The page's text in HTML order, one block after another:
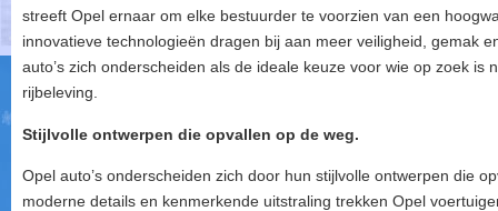
streeft Opel ernaar om elke bestuurder te voorzien van een
innovatieve technologieën dragen bij aan meer veiligheid, gemak
auto’s zich onderscheiden als de ideale keuze voor wie op zoek is
rijbeleving.
Stijlvolle ontwerpen die opvallen op de weg.
Opel auto’s onderscheiden zich door hun stijlvolle ontwerpen die
moderne details en kenmerkende uitstraling trekken Opel